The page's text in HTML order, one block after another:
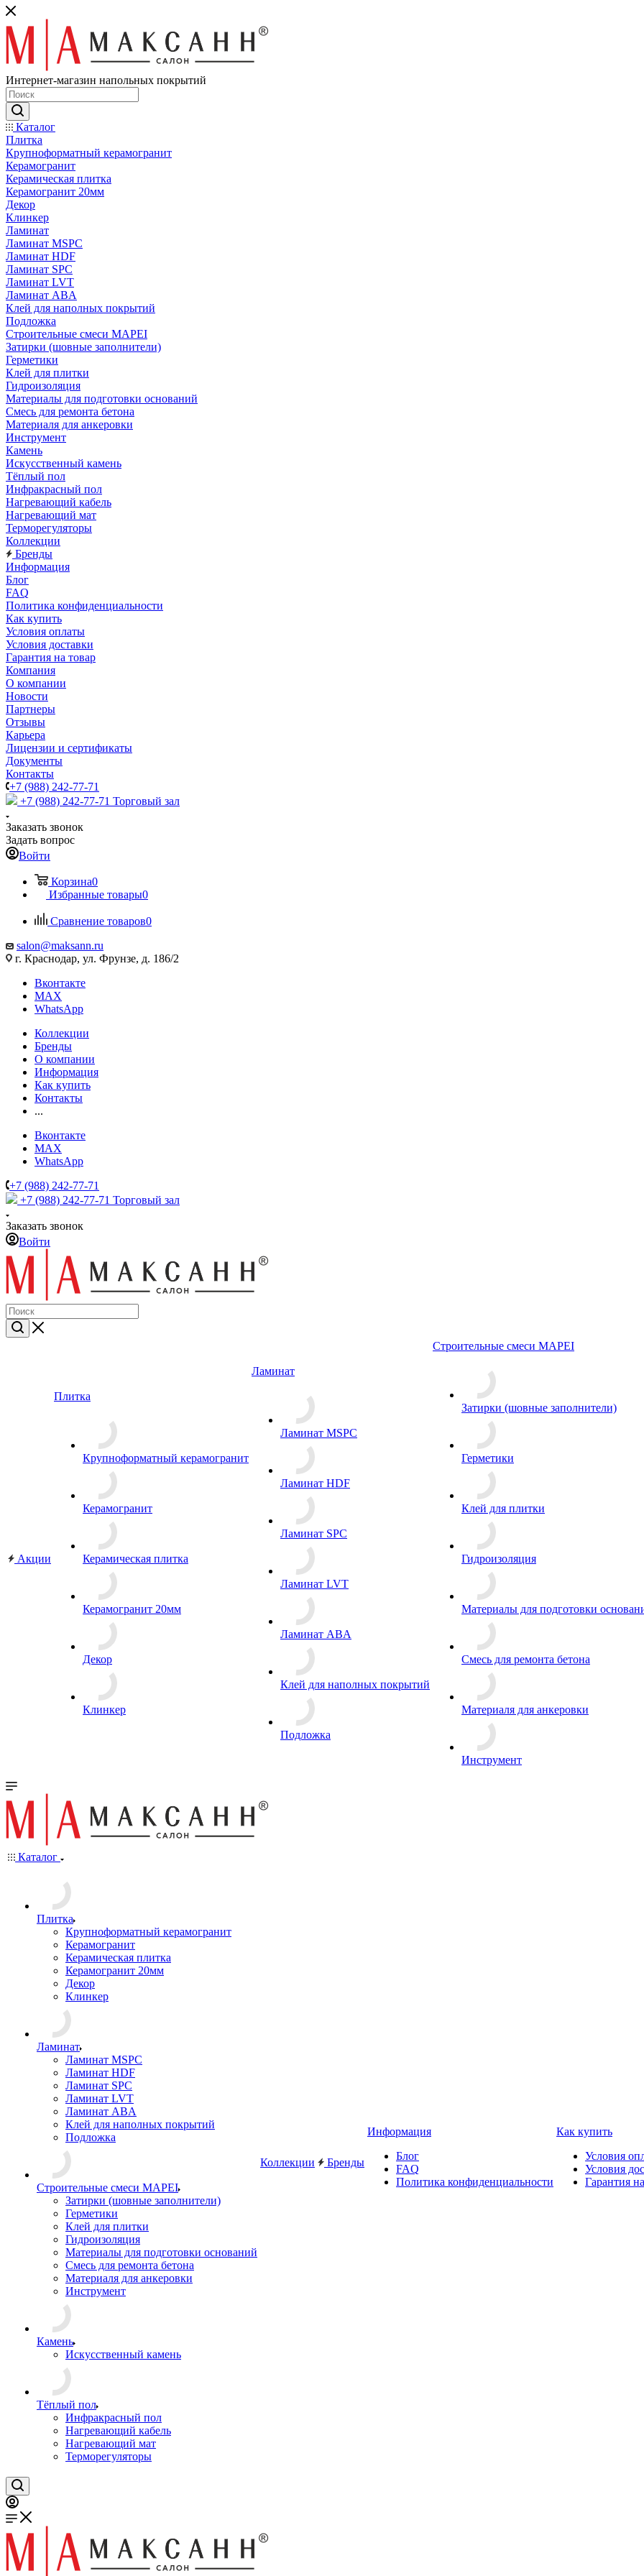
Интернет-магазин напольных покрытий
Каталог
Плитка
Крупноформатный керамогранит
Керамогранит
Керамическая плитка
Керамогранит 20мм
Декор
Клинкер
Ламинат
Ламинат MSPC
Ламинат HDF
Ламинат SPC
Ламинат LVT
Ламинат ABA
Клей для наполных покрытий
Подложка
Строительные смеси MAPEI
Затирки (шовные заполнители)
Герметики
Клей для плитки
Гидроизоляция
Материалы для подготовки оснований
Смесь для ремонта бетона
Материаля для анкеровки
Инструмент
Камень
Искусственный камень
Тёплый пол
Инфракрасный пол
Нагревающий кабель
Нагревающий мат
Терморегуляторы
Коллекции
Бренды
Информация
Блог
FAQ
Политика конфиденциальности
Как купить
Условия оплаты
Условия доставки
Гарантия на товар
Компания
О компании
Новости
Партнеры
Отзывы
Карьера
Лицензии и сертификаты
Документы
Контакты
+7 (988) 242-77-71
+7 (988) 242-77-71 Торговый зал
Заказать звонок
Задать вопрос
Войти
Корзина0
Избранные товары0
Сравнение товаров0
salon@maksann.ru
г. Краснодар, ул. Фрунзе, д. 186/2
Вконтакте
MAX
WhatsApp
Коллекции
Бренды
О компании
Информация
Как купить
Контакты
...
Вконтакте
MAX
WhatsApp
+7 (988) 242-77-71
+7 (988) 242-77-71 Торговый зал
Заказать звонок
Войти
Акции
Плитка
Крупноформатный керамогранит
Керамогранит
Керамическая плитка
Керамогранит 20мм
Декор
Клинкер
Ламинат
Ламинат MSPC
Ламинат HDF
Ламинат SPC
Ламинат LVT
Ламинат ABA
Клей для наполных покрытий
Подложка
Строительные смеси MAPEI
Затирки (шовные заполнители)
Герметики
Клей для плитки
Гидроизоляция
Материалы для подготовки
Смесь для ремонта бетона
Материаля для анкеровки
Инструмент
Каталог
Плитка
Крупноформатный керамогранит
Керамогранит
Керамическая плитка
Керамогранит 20мм
Декор
Клинкер
Ламинат
Ламинат MSPC
Ламинат HDF
Ламинат SPC
Ламинат LVT
Ламинат ABA
Клей для наполных покрытий
Подложка
Строительные смеси MAPEI
Затирки (шовные заполнители)
Герметики
Клей для плитки
Гидроизоляция
Материалы для подготовки оснований
Смесь для ремонта бетона
Материаля для анкеровки
Инструмент
Камень
Искусственный камень
Тёплый пол
Инфракрасный пол
Нагревающий кабель
Нагревающий мат
Терморегуляторы
Коллекции Бренды
Информация
Блог
FAQ
Политика конфиденциальности
Как купить
Условия
Условия
Гарантия